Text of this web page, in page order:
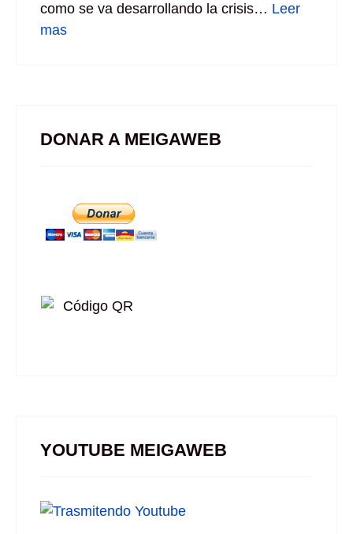
como se va desarrollando la crisis… Leer
mas
DONAR A MEIGAWEB
YOUTUBE MEIGAWEB